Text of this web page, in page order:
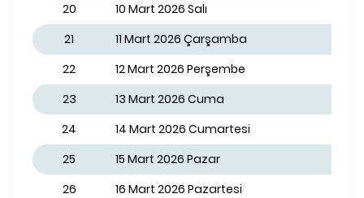
20
10 Mart 2026 Salı
21
11 Mart 2026 Çarşamba
22
12 Mart 2026 Perşembe
23
13 Mart 2026 Cuma
24
14 Mart 2026 Cumartesi
25
15 Mart 2026 Pazar
26
16 Mart 2026 Pazartesi